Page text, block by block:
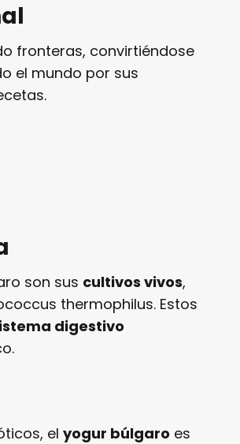
fronteras, convirtiéndose
el mundo por sus
son sus cultivos vivos,
thermophilus. Estos
digestivo
el yogur búlgaro es